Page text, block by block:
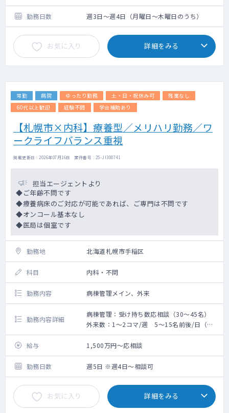
※外科的手術が必要な場合は、お近くのクリ
ニックを紹介していただきます。
→問診はおおよそ1人当たり5分程度、多い日
は20人以上の患者様をカウンセリングして頂
く予定です。
【薬の処方】
陽性者の場合再来院していただき、結果に沿
ンセリングして頂く予定です。
勤務日数 週3日～週4日（月曜日～木曜日のうち）
お気に入り 詳細をみる
常勤 病院 ゆったり勤務 土・日・祝休み可
残業なし
60代以上歓迎
経験不問 学会補助あり
【札幌市×内科】療養型／メリハリ勤務／ワ
ークライフバランス重視
掲載更新日 : 2026年07月16日 案件番号 : 25-JI300741
担当エージェントより
◆ご年齢不問です
◆療養病床のご対応が可能であれば、ご専門は不問です
◆オンコール基本なし
◆医局は個室です
勤務地 北海道札幌市手稲区
科目 内科・不問
勤務内容 病棟管理メイン、外来
勤務内容詳細
病棟管理：受け持ち数応相談（30～45名）
外来数：1～2コマ/週 5～15名前後/日（ほ
とんどが系列施設の入所者）
早番遅番あり（5,000円/回）
＜当直について＞
病棟管理のみ（平日のみ、寝宿直、手当3万
円、明け午後帰り可）
平日当直：別途30,000円/回
土曜：昼～60,000円/回
給与 1,500万円～応相談
勤務日数 週5日 ※週4日～相談可
お気に入り 詳細をみる